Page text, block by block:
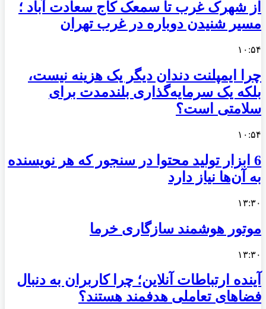
از شهرک غرب تا سمعک کاج سعادت آباد ؛
مسیر شنیدن دوباره در غرب تهران
۱۰:۵۴
چرا ایمپلنت دندان دیگر یک هزینه نیست،
بلکه یک سرمایه‌گذاری بلندمدت برای
سلامتی است؟
۱۰:۵۴
6 ابزار تولید محتوا در سنجور که هر نویسنده
به آن‌ها نیاز دارد
۱۳:۳۰
موتور هوشمند سازگاری خرما
۱۳:۳۰
آینده ارتباطات آنلاین؛ چرا کاربران به دنبال
فضاهای تعاملی هدفمند هستند؟